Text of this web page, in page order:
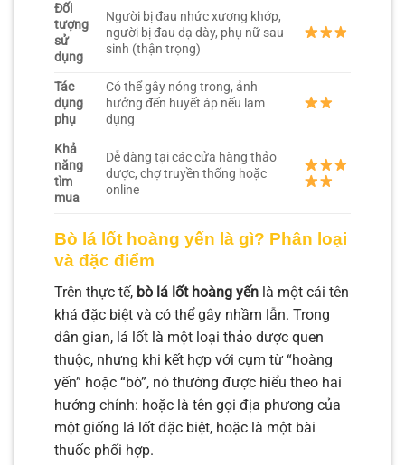
Đối
tượng
sử
dụng
Người bị đau nhức xương khớp,
người bị đau dạ dày, phụ nữ sau
sinh (thận trọng)
Tác
dụng
phụ
Có thể gây nóng trong, ảnh
hưởng đến huyết áp nếu lạm
dụng
Khả
năng
tìm
mua
Dễ dàng tại các cửa hàng thảo
dược, chợ truyền thống hoặc
online
Bò lá lốt hoàng yến là gì? Phân loại
và đặc điểm
Trên thực tế, bò lá lốt hoàng yến là một cái tên
khá đặc biệt và có thể gây nhầm lẫn. Trong
dân gian, lá lốt là một loại thảo dược quen
thuộc, nhưng khi kết hợp với cụm từ “hoàng
yến” hoặc “bò”, nó thường được hiểu theo hai
hướng chính: hoặc là tên gọi địa phương của
một giống lá lốt đặc biệt, hoặc là một bài
thuốc phối hợp.